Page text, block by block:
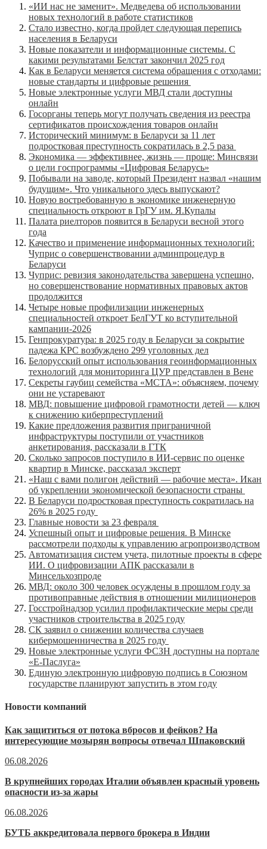
«ИИ нас не заменит». Медведева об использовании
новых технологий в работе статистиков
Стало известно, когда пройдет следующая перепись
населения в Беларуси
Новые показатели и информационные системы. С
какими результатами Белстат закончил 2025 год
Как в Беларуси меняется система обращения с отходами:
новые стандарты и цифровые решения
Новые электронные услуги МВД стали доступны
онлайн
Госорганы теперь могут получать сведения из реестра
сертификатов происхождения товаров онлайн
Исторический минимум: в Беларуси за 11 лет
подростковая преступность сократилась в 2,5 раза
Экономика — эффективнее, жизнь — проще: Минсвязи
о цели госпрограммы «Цифровая Беларусь»
Побывали на заводе, который Президент назвал «нашим
будущим». Что уникального здесь выпускают?
Новую востребованную в экономике инженерную
специальность откроют в ГрГУ им. Я.Купалы
Палата риелторов появится в Беларуси весной этого
года
Качество и применение информационных технологий:
Чуприс о совершенствовании админпроцедур в
Беларуси
Чуприс: ревизия законодательства завершена успешно,
но совершенствование нормативных правовых актов
продолжится
Четыре новые профилизации инженерных
специальностей откроет БелГУТ ко вступительной
кампании-2026
Генпрокуратура: в 2025 году в Беларуси за сокрытие
падежа КРС возбуждено 299 уголовных дел
Белорусский опыт использования геоинформационных
технологий для мониторинга ЦУР представлен в Вене
Секреты гаубиц семейства «МСТА»: объясняем, почему
они не устаревают
МВД: повышение цифровой грамотности детей — ключ
к снижению киберпреступлений
Какие предложения развития приграничной
инфраструктуры поступили от участников
анкетирования, рассказали в ГТК
Сколько запросов поступило в ИИ-сервис по оценке
квартир в Минске, рассказал эксперт
«Наш с вами полигон действий — рабочие места». Икан
об укреплении экономической безопасности страны
В Беларуси подростковая преступность сократилась на
26% в 2025 году
Главные новости за 23 февраля
Успешный опыт и цифровые решения. В Минске
рассмотрели подходы к управлению агропроизводством
Автоматизация систем учета, пилотные проекты в сфере
ИИ. О цифровизации АПК рассказали в
Минсельхозпроде
МВД: около 300 человек осуждены в прошлом году за
противоправные действия в отношении милиционеров
Госстройнадзор усилил профилактические меры среди
участников строительства в 2025 году
СК заявил о снижении количества случаев
кибермошенничества в 2025 году
Новые электронные услуги ФСЗН доступны на портале
«Е-Паслуга»
Единую электронную цифровую подпись в Союзном
государстве планируют запустить в этом году
Новости компаний
Как защититься от потока вбросов и фейков? На
интересующие мозырян вопросы отвечал Шпаковский
06.08.2026
В крупнейших городах Италии объявлен красный уровень
опасности из-за жары
06.08.2026
БУТБ аккредитовала первого брокера в Индии